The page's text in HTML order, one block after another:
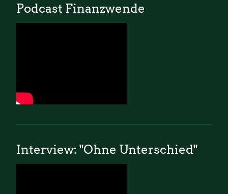
Podcast Finanzwende
Interview: "Ohne Unterschied"